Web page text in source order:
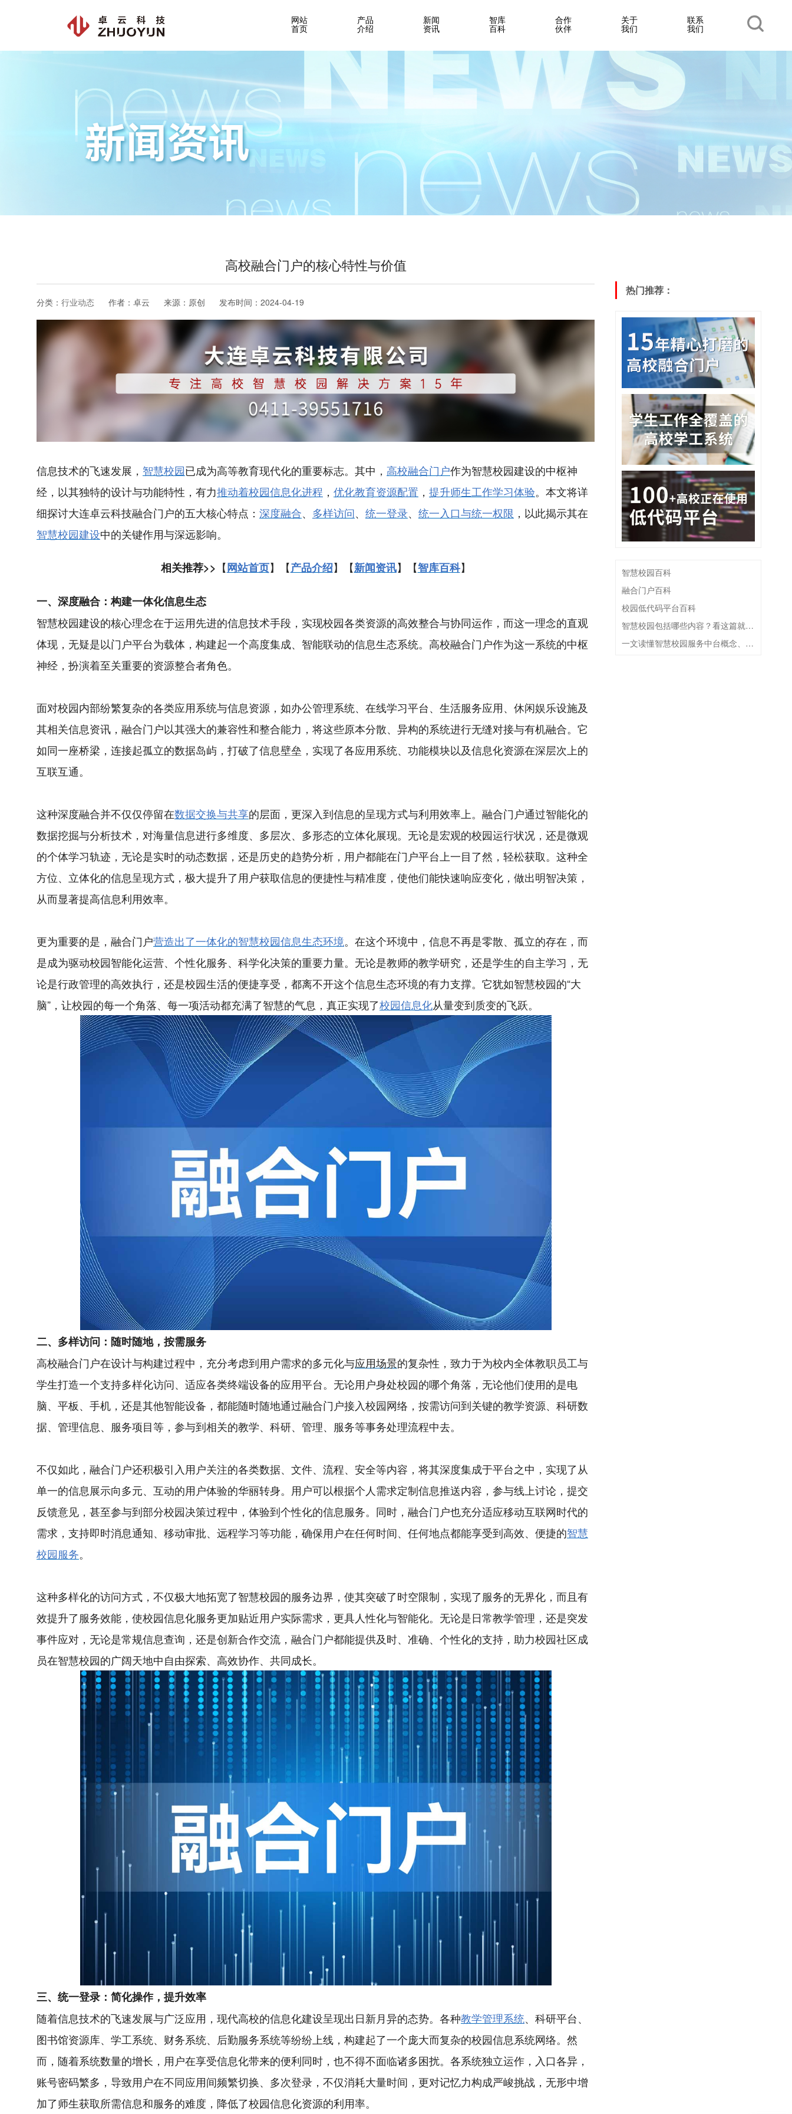
网站
首页
产品
介绍
新闻
资讯
智库
百科
合作
伙伴
关于
我们
联系
我们
高校融合门户的核心特性与价值
分类： 行业动态 作者：卓云 来源：原创 发布时间： 2024-04-19
信息技术的飞速发展， 智慧校园已成为高等教育现代化的重要标志。其中， 高校融合门户作为智慧校园建设的中枢神
经，以其独特的设计与功能特性，有力推动着校园信息化进程 ， 优化教育资源配置 ， 提升师生工作学习体验。本文将详
细探讨大连卓云科技融合门户的五大核心特点： 深度融合、 多样访问、 统一登录、 统一入口与统一权限 ，以此揭示其在
智慧校园建设中的关键作用与深远影响。
相关推荐>> 【网站首页】【产品介绍】【新闻资讯】【智库百科】
一、 深度融合：构建一体化信息生态
智慧校园建设的核心理念在于运用先进的信息技术手段，实现校园各类资源的高效整合与协同运作，而这一理念的直观
体现，无疑是以门户平台为载体，构建起一个高度集成、智能联动的信息生态系统。高校融合门户作为这一系统的中枢
神经，扮演着至关重要的资源整合者角色。
面对校园内部纷繁复杂的各类应用系统与信息资源，如办公管理系统、在线学习平台、生活服务应用、休闲娱乐设施及
其相关信息资讯，融合门户以其强大的兼容性和整合能力，将这些原本分散、异构的系统进行无缝对接与有机融合。它
如同一座桥梁，连接起孤立的数据岛屿，打破了信息壁垒，实现了各应用系统、功能模块以及信息化资源在深层次上的
互联互通。
这种深度融合并不仅仅停留在数据交换与共享的层面，更深入到信息的呈现方式与利用效率上。融合门户通过智能化的
数据挖掘与分析技术，对海量信息进行多维度、多层次、多形态的立体化展现。无论是宏观的校园运行状况，还是微观
的个体学习轨迹，无论是实时的动态数据，还是历史的趋势分析，用户都能在门户平台上一目了然，轻松获取。这种全
方位、立体化的信息呈现方式，极大提升了用户获取信息的便捷性与精准度，使他们能快速响应变化，做出明智决策，
从而显著提高信息利用效率。
更为重要的是，融合门户营造出了一体化的智慧校园信息生态环境。在这个环境中，信息不再是零散、孤立的存在，而
是成为驱动校园智能化运营、个性化服务、科学化决策的重要力量。无论是教师的教学研究，还是学生的自主学习，无
论是行政管理的高效执行，还是校园生活的便捷享受，都离不开这个信息生态环境的有力支撑。它犹如智慧校园的“大
脑”，让校园的每一个角落、每一项活动都充满了智慧的气息，真正实现了校园信息化从量变到质变的飞跃。
二、多样访问：随时随地，按需服务
高校融合门户在设计与构建过程中，充分考虑到用户需求的多元化与应用场景的复杂性，致力于为校内全体教职员工与
学生打造一个支持多样化访问、适应各类终端设备的应用平台。无论用户身处校园的哪个角落，无论他们使用的是电
脑、平板、手机，还是其他智能设备，都能随时随地通过融合门户接入校园网络，按需访问到关键的教学资源、科研数
据、管理信息、服务项目等，参与到相关的教学、科研、管理、服务等事务处理流程中去。
不仅如此，融合门户还积极引入用户关注的各类数据、文件、流程、安全等内容，将其深度集成于平台之中，实现了从
单一的信息展示向多元、互动的用户体验的华丽转身。用户可以根据个人需求定制信息推送内容，参与线上讨论，提交
反馈意见，甚至参与到部分校园决策过程中，体验到个性化的信息服务。同时，融合门户也充分适应移动互联网时代的
需求，支持即时消息通知、移动审批、远程学习等功能，确保用户在任何时间、任何地点都能享受到高效、便捷的智慧
校园服务。
这种多样化的访问方式，不仅极大地拓宽了智慧校园的服务边界，使其突破了时空限制，实现了服务的无界化，而且有
效提升了服务效能，使校园信息化服务更加贴近用户实际需求，更具人性化与智能化。无论是日常教学管理，还是突发
事件应对，无论是常规信息查询，还是创新合作交流，融合门户都能提供及时、准确、个性化的支持，助力校园社区成
员在智慧校园的广阔天地中自由探索、高效协作、共同成长。
三、统一登录：简化操作，提升效率
随着信息技术的飞速发展与广泛应用，现代高校的信息化建设呈现出日新月异的态势。各种教学管理系统、科研平台、
图书馆资源库、学工系统、财务系统、后勤服务系统等纷纷上线，构建起了一个庞大而复杂的校园信息系统网络。然
而，随着系统数量的增长，用户在享受信息化带来的便利同时，也不得不面临诸多困扰。各系统独立运作，入口各异，
账号密码繁多，导致用户在不同应用间频繁切换、多次登录，不仅消耗大量时间，更对记忆力构成严峻挑战，无形中增
加了师生获取所需信息和服务的难度，降低了校园信息化资源的利用率。
热门推荐：
智慧校园百科
融合门户百科
校园低代码平台百科
智慧校园包括哪些内容？看这篇就够了
一文读懂智慧校园服务中台概念、建设思路及特点